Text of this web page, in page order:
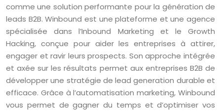
comme une solution performante pour la génération de
leads B2B. Winbound est une plateforme et une agence
spécialisée dans l’Inbound Marketing et le Growth
Hacking, conçue pour aider les entreprises à attirer,
engager et ravir leurs prospects. Son approche intégrée
et axée sur les résultats permet aux entreprises B2B de
développer une stratégie de lead generation durable et
efficace. Grâce à l’automatisation marketing, Winbound
vous permet de gagner du temps et d’optimiser vos